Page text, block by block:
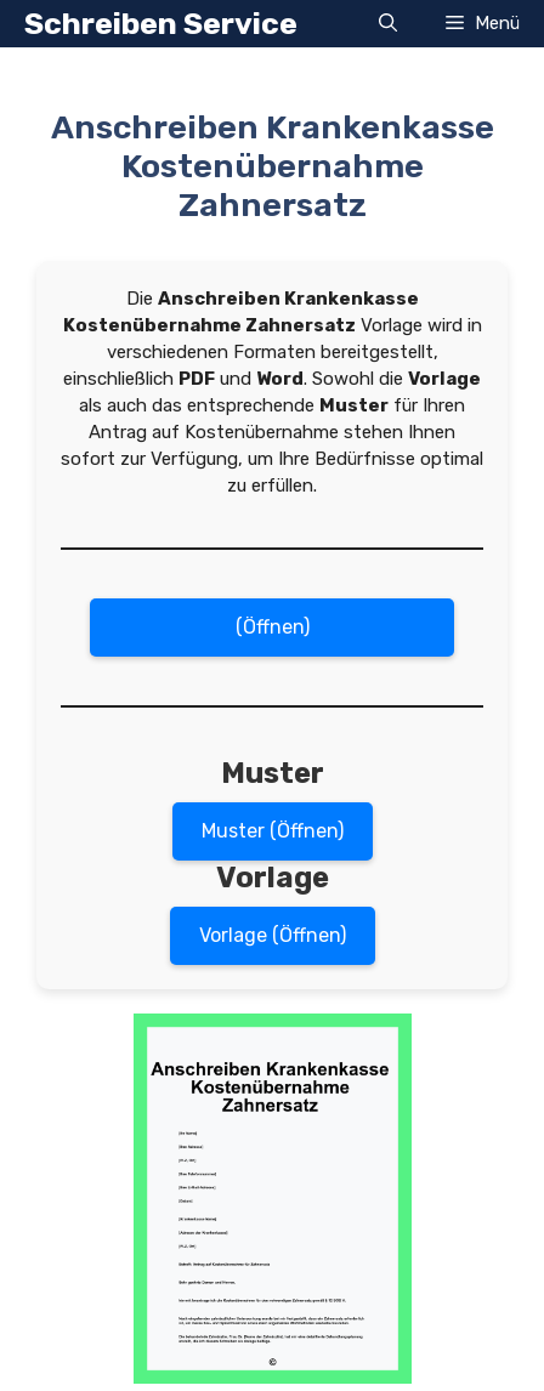
Zum
InhaltSchreiben Service Menü
Anschreiben Krankenkasse
Kostenübernahme
Zahnersatz
Die Anschreiben Krankenkasse
Kostenübernahme Zahnersatz Vorlage wird in
verschiedenen Formaten bereitgestellt,
einschließlich PDF und Word. Sowohl die Vorlage
als auch das entsprechende Muster für Ihren
Antrag auf Kostenübernahme stehen Ihnen
sofort zur Verfügung, um Ihre Bedürfnisse optimal
zu erfüllen.
(Öffnen)
Muster
Muster (Öffnen)
Vorlage
Vorlage (Öffnen)